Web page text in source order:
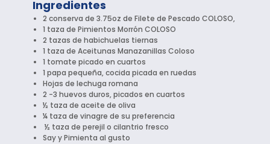
Ingredientes
2 conserva de 3.75oz de Filete de Pescado COLOSO,
1 taza de Pimientos Morrón COLOSO
2 tazas de habichuelas tiernas
1 taza de Aceitunas Manazanillas Coloso
1 tomate picado en cuartos
1 papa pequeña, cocida picada en ruedas
Hojas de lechuga romana
2 -3 huevos duros, picados en cuartos
½ taza de aceite de oliva
¼ taza de vinagre de su preferencia
½ taza de perejil o cilantrio fresco
Say y Pimienta al gusto